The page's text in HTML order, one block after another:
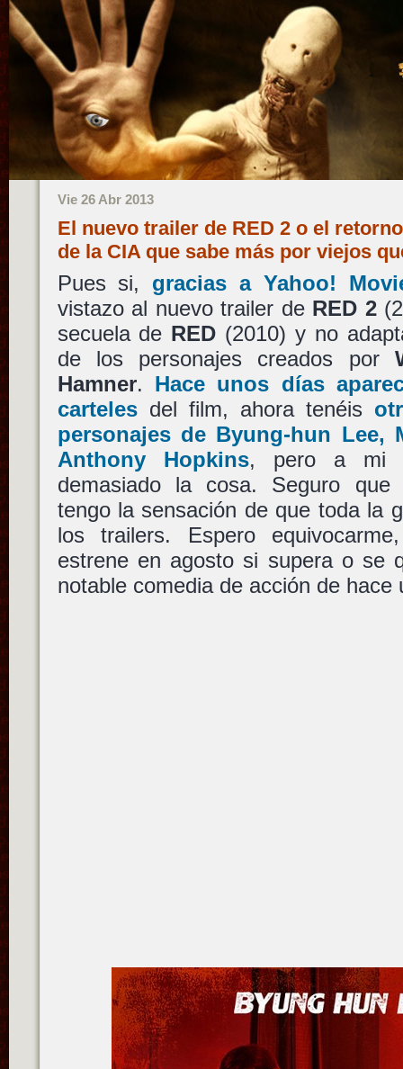
Vie 26 Abr 2013
El nuevo trailer de RED 2 o el
de la CIA que sabe más por viejos
Pues si, gracias a Yahoo!
vistazo al nuevo trailer de RED 2
secuela de RED (2010) y no
de los personajes creados por
Hamner. Hace unos días
cartelesdel film, ahora tenéis
personajes de Byung-hun Lee,
Anthony Hopkins, pero a mi
demasiado la cosa. Seguro que
tengo la sensación de que toda la
los trailers. Espero
estrene en agosto si supera o se
notable comedia de acción de hace